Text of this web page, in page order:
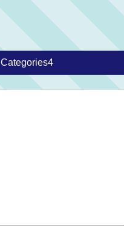
Categories4